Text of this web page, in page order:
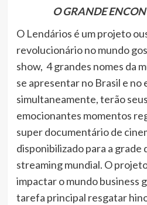
O GRANDE
O Lendários é um projeto
revolucionário no mundo
show, 4 grandes nomes da
se apresentar no Brasil e no
simultaneamente, terão
emocionantes momentos
super documentário de
disponibilizado para a grade
streaming mundial. O
impactar o mundo business
tarefa principal resgatar